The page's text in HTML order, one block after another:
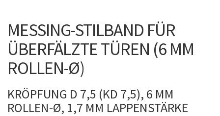
MESSING-STILBAND FÜR
ÜBERFÄLZTE TÜREN (6 MM
ROLLEN-Ø)
KRÖPFUNG D 7,5 (KD 7,5), 6 MM
ROLLEN-Ø, 1,7 MM LAPPENSTÄRKE